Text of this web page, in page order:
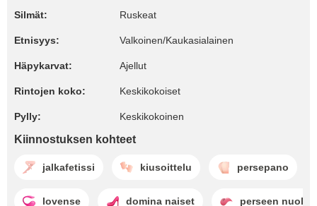
Silmät: Ruskeat
Etnisyys: Valkoinen/Kaukasialainen
Häpykarvat: Ajellut
Rintojen koko: Keskikokoiset
Pylly: Keskikokoinen
Kiinnostuksen kohteet
jalkafetissi kiusoittelu persepano
lovense domina naiset perseen